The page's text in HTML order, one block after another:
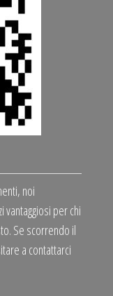
noi
per chi
Se scorrendo il
a contattarci